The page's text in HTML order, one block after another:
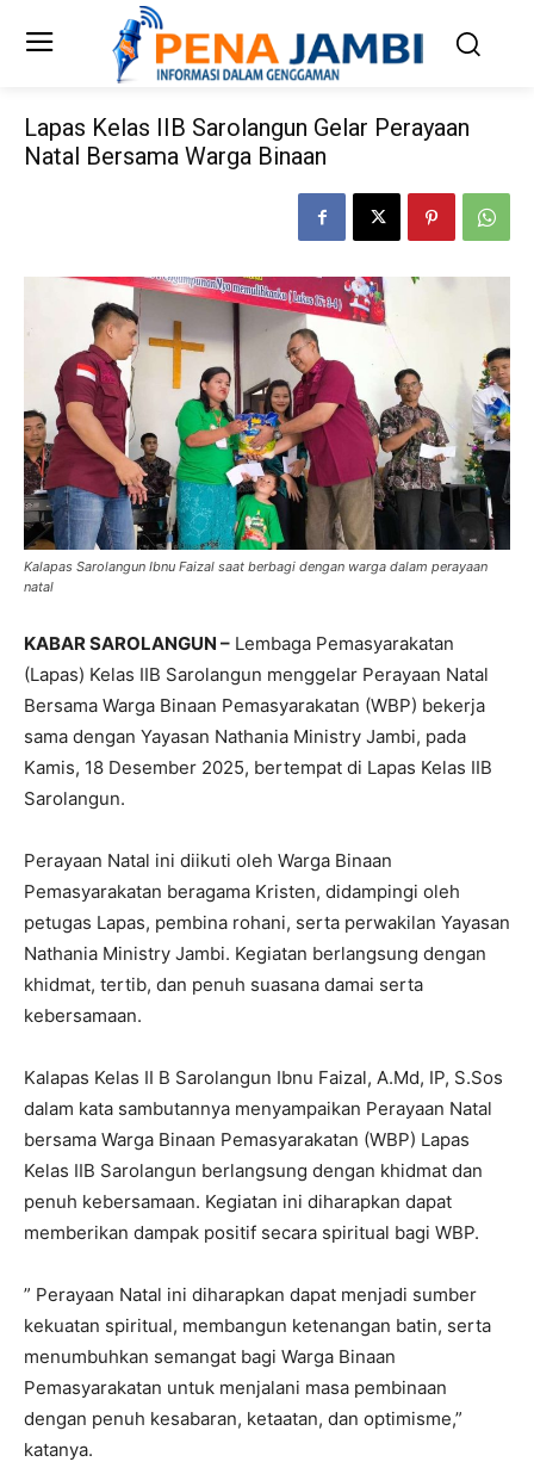
Lapas Kelas IIB Sarolangun Gelar Perayaan
Natal Bersama Warga Binaan
Kalapas Sarolangun Ibnu Faizal saat berbagi dengan warga dalam perayaan
natal
KABAR SAROLANGUN – Lembaga Pemasyarakatan
(Lapas) Kelas IIB Sarolangun menggelar Perayaan Natal
Bersama Warga Binaan Pemasyarakatan (WBP) bekerja
sama dengan Yayasan Nathania Ministry Jambi, pada
Kamis, 18 Desember 2025, bertempat di Lapas Kelas IIB
Sarolangun.
Perayaan Natal ini diikuti oleh Warga Binaan
Pemasyarakatan beragama Kristen, didampingi oleh
petugas Lapas, pembina rohani, serta perwakilan Yayasan
Nathania Ministry Jambi. Kegiatan berlangsung dengan
khidmat, tertib, dan penuh suasana damai serta
kebersamaan.
Kalapas Kelas II B Sarolangun Ibnu Faizal, A.Md, IP, S.Sos
dalam kata sambutannya menyampaikan Perayaan Natal
bersama Warga Binaan Pemasyarakatan (WBP) Lapas
Kelas IIB Sarolangun berlangsung dengan khidmat dan
penuh kebersamaan. Kegiatan ini diharapkan dapat
memberikan dampak positif secara spiritual bagi WBP.
” Perayaan Natal ini diharapkan dapat menjadi sumber
kekuatan spiritual, membangun ketenangan batin, serta
menumbuhkan semangat bagi Warga Binaan
Pemasyarakatan untuk menjalani masa pembinaan
dengan penuh kesabaran, ketaatan, dan optimisme,”
katanya.